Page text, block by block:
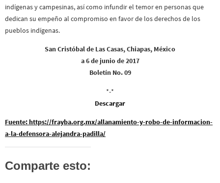
indígenas y campesinas, así como infundir el temor en personas que
dedican su empeño al compromiso en favor de los derechos de los
pueblos indígenas.
San Cristóbal de Las Casas, Chiapas, México
a 6 de junio de 2017
Boletín No. 09
*-*
Descargar
Fuente: https://frayba.org.mx/allanamiento-y-robo-de-informacion-
a-la-defensora-alejandra-padilla/
Comparte esto: